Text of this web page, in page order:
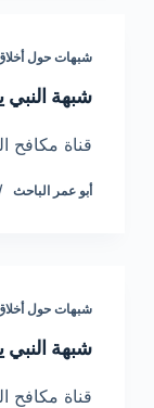
شبهات حول
شبهة
قناة مكافح
أبو عمر الباحث
شبهات حول
شبهة النبي
قناة مكافح